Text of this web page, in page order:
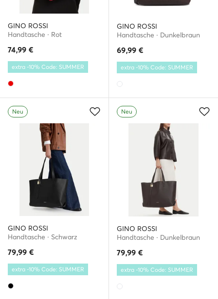
GINO ROSSI
Handtasche · Rot
74,99 €
extra -10% Code: SUMMER
GINO ROSSI
Handtasche · Dunkelbraun
69,99 €
extra -10% Code: SUMMER
Neu
GINO ROSSI
Handtasche · Schwarz
79,99 €
extra -10% Code: SUMMER
Neu
GINO ROSSI
Handtasche · Dunkelbraun
79,99 €
extra -10% Code: SUMMER